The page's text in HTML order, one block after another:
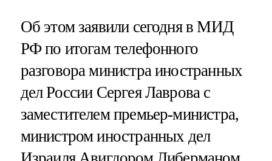
Об этом заявили сегодня в МИД
РФ по итогам телефонного
разговора министра иностранных
дел России Сергея Лаврова с
заместителем премьер-министра,
министром иностранных дел